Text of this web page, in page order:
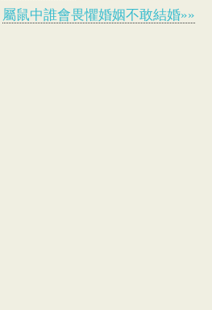
屬鼠中誰會畏懼婚姻不敢結婚»»